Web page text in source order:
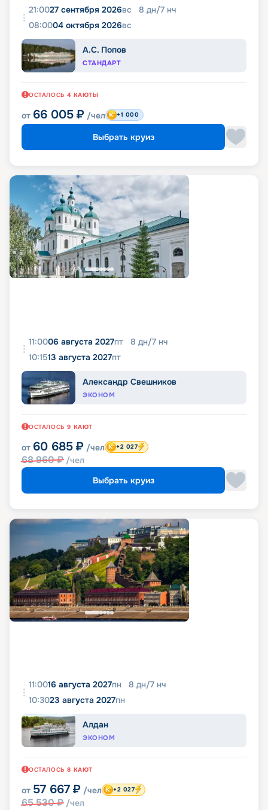
21:0027 сентября 2026вс 8 дн/7 нч
08:0004 октября 2026вс
А.С. Попов
СТАНДАРТ
ОСТАЛОСЬ 4 КАЮТЫ
от 66 005 ₽ /чел +1 000
Выбрать круиз
11:0006 августа 2027пт 8 дн/7 нч
10:1513 августа 2027пт
Александр Свешников
ЭКОНОМ
ОСТАЛОСЬ 9 КАЮТ
от 60 685 ₽ /чел
68 960₽ /чел
+2 027
Выбрать круиз
11:0016 августа 2027пн 8 дн/7 нч
10:3023 августа 2027пн
Алдан
ЭКОНОМ
ОСТАЛОСЬ 8 КАЮТ
от 57 667 ₽ /чел
65 530₽ /чел
+2 027